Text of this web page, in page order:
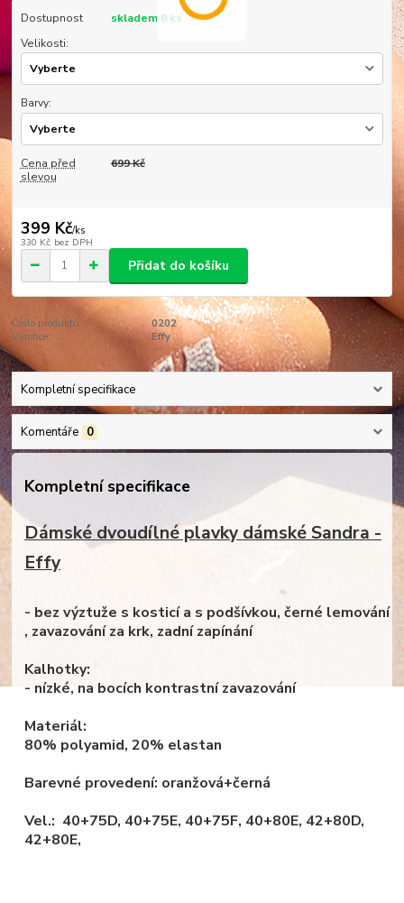
Dostupnost
skladem 8 ks
Velikosti:
Barvy:
Cena před
slevou
699 Kč
399 Kč/ks
330 Kč bez DPH
Přidat do košíku
Číslo produktu:
0202
Výrobce:
Effy
Kompletní specifikace
Komentáře 0
Kompletní specifikace
Dámské dvoudílné plavky dámské Sandra -
Effy
- bez výztuže s kosticí a s podšívkou, černé lemování
, zavazování za krk, zadní zapínání
Kalhotky:
- nízké, na bocích kontrastní zavazování
Materiál:
80% polyamid, 20% elastan
Barevné provedení: oranžová+černá
Vel.: 40+75D, 40+75E, 40+75F, 40+80E, 42+80D,
42+80E,